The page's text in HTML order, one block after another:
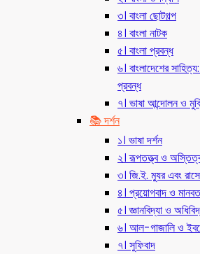
৩। বাংলা ছোটগল্প
৪। বাংলা নাটক
৫। বাংলা প্রবন্ধ
৬। বাংলাদেশের
প্রবন্ধ
৭। ভাষা আন্দোলন ও
📚 দর্শন
১। ভাষা দর্শন
২। রূপতত্ত্ব ও
৩। জি.ই. ম্যুর এবং
৪। প্রয়োগবাদ ও
৫। জ্ঞানবিদ্যা ও
৬। আল-গাজালি ও
৭। সুফিবাদ